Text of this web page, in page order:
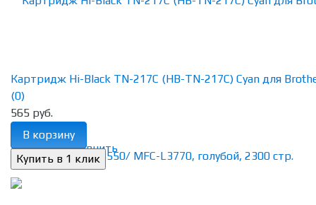
избранное сравнить
Картридж Hi-Black TN-217C (HB-TN-217C) Cyan для
(0)
565 руб.
В корзину